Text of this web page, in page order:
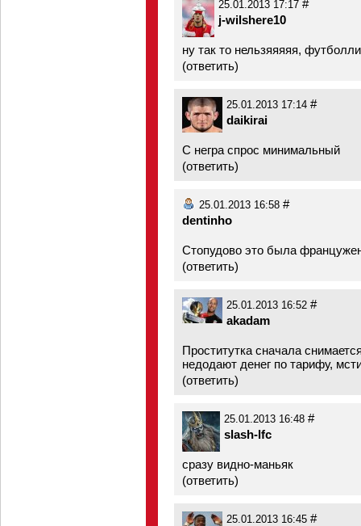
25.01.2013 17:17 #
j-wilshere10
ну так то нельзяяяяя,
(ответить)
25.01.2013 17:14 #
daikirai
С негра спрос минимальный
(ответить)
25.01.2013 16:58 #
dentinho
Стопудово это была
(ответить)
25.01.2013 16:52 #
akadam
Проститутка сначала
недодают денег по тарифу,
(ответить)
25.01.2013 16:48 #
slash-lfc
сразу видно-маньяк
(ответить)
25.01.2013 16:45 #